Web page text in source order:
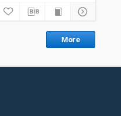
More